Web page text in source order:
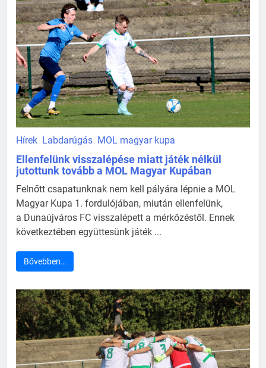
Hírek Labdarúgás MOL magyar kupa
Ellenfelünk visszalépése miatt játék nélkül
jutottunk tovább a MOL Magyar Kupában
Felnőtt csapatunknak nem kell pályára lépnie a MOL
Magyar Kupa 1. fordulójában, miután ellenfelünk,
a Dunaújváros FC visszalépett a mérkőzéstől. Ennek
következtében együttesünk játék ...
Bővebben…